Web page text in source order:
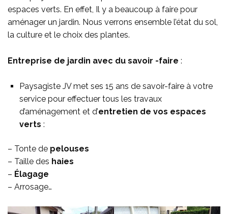
espaces verts. En effet, Il y a beaucoup à faire pour
aménager un jardin. Nous verrons ensemble l’état du sol,
la culture et le choix des plantes.
Entreprise de jardin avec du savoir -faire :
Paysagiste JV met ses 15 ans de savoir-faire à votre
service pour effectuer tous les travaux
d’aménagement et d’entretien de vos espaces
verts :
– Tonte de pelouses
– Taille des haies
– Élagage
– Arrosage…